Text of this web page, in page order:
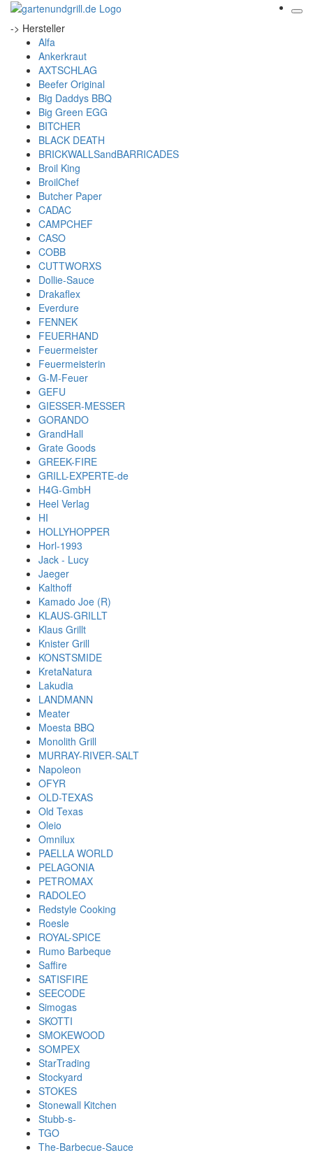
-> Hersteller
Alfa
Ankerkraut
AXTSCHLAG
Beefer Original
Big Daddys BBQ
Big Green EGG
BITCHER
BLACK DEATH
BRICKWALLSandBARRICADES
Broil King
BroilChef
Butcher Paper
CADAC
CAMPCHEF
CASO
COBB
CUTTWORXS
Dollie-Sauce
Drakaflex
Everdure
FENNEK
FEUERHAND
Feuermeister
Feuermeisterin
G-M-Feuer
GEFU
GIESSER-MESSER
GORANDO
GrandHall
Grate Goods
GREEK-FIRE
GRILL-EXPERTE-de
H4G-GmbH
Heel Verlag
HI
HOLLYHOPPER
Horl-1993
Jack - Lucy
Jaeger
Kalthoff
Kamado Joe (R)
KLAUS-GRILLT
Klaus Grillt
Knister Grill
KONSTSMIDE
KretaNatura
Lakudia
LANDMANN
Meater
Moesta BBQ
Monolith Grill
MURRAY-RIVER-SALT
Napoleon
OFYR
OLD-TEXAS
Old Texas
Oleio
Omnilux
PAELLA WORLD
PELAGONIA
PETROMAX
RADOLEO
Redstyle Cooking
Roesle
ROYAL-SPICE
Rumo Barbeque
Saffire
SATISFIRE
SEECODE
Simogas
SKOTTI
SMOKEWOOD
SOMPEX
StarTrading
Stockyard
STOKES
Stonewall Kitchen
Stubb-s-
TGO
The-Barbecue-Sauce